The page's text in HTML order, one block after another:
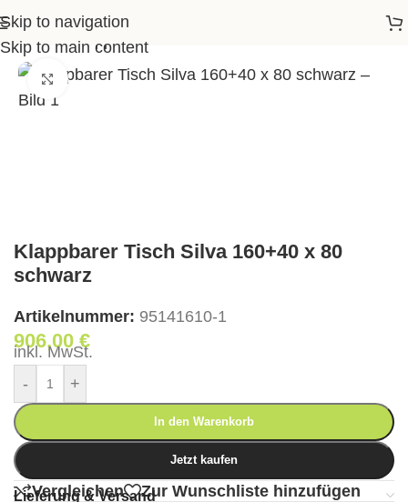
Skip to navigation
Skip to main content
>Klappbarer Tisch Silva 160+40 x 80 schwarz
Klick zum Vergrößern
Klappbarer Tisch Silva 160+40 x 80
schwarz
Artikelnummer: 95141610-1
906,00€
inkl. MwSt.
-
+
In den Warenkorb
Jetzt kaufen
Vergleichen Zur Wunschliste hinzufügen
Lieferung & Versand